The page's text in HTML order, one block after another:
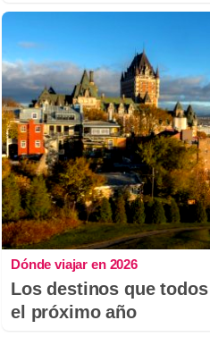
Dónde viajar en 2026
Los destinos que
el próximo año